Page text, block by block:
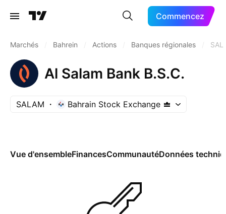
Commencez
Marchés Bahrein Actions Banques régionales
Al Salam Bank B.S.C.
SALAM Bahrain Stock Exchange
Vue d'ensembleFinancesCommunautéDonnées